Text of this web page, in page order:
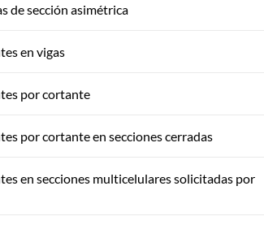
de sección asimétrica
en vigas
por cortante
por cortante en secciones cerradas
en secciones multicelulares solicitadas por